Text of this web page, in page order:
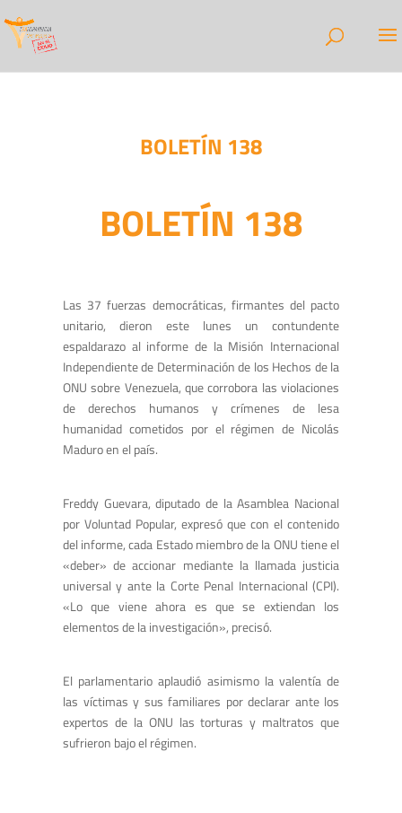
BOLETÍN 138
BOLETÍN 138
Las 37 fuerzas democráticas, firmantes del pacto
unitario, dieron este lunes un contundente
espaldarazo al informe de la Misión Internacional
Independiente de Determinación de los Hechos de la
ONU sobre Venezuela, que corrobora las violaciones
de derechos humanos y crímenes de lesa
humanidad cometidos por el régimen de Nicolás
Maduro en el país.
Freddy Guevara, diputado de la Asamblea Nacional
por Voluntad Popular, expresó que con el contenido
del informe, cada Estado miembro de la ONU tiene el
«deber» de accionar mediante la llamada justicia
universal y ante la Corte PenaI Internacional (CPI).
«Lo que viene ahora es que se extiendan los
elementos de la investigación», precisó.
El parlamentario aplaudió asimismo la valentía de
las víctimas y sus familiares por declarar ante los
expertos de la ONU las torturas y maltratos que
sufrieron bajo el régimen.